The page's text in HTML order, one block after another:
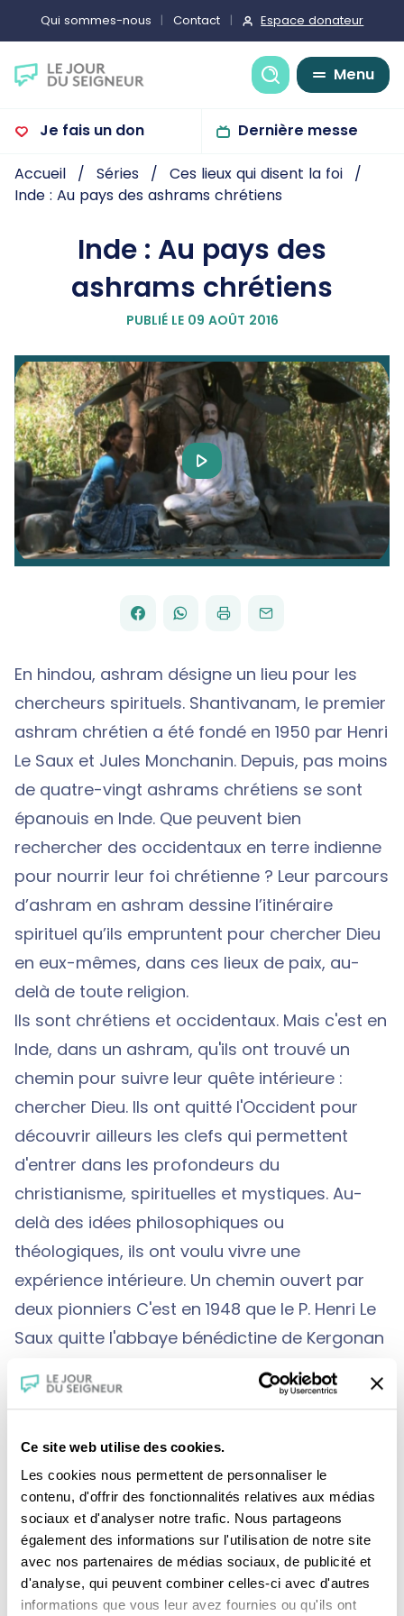
Ce site web utilise des cookies.
Les cookies nous permettent de personnaliser le
contenu, d'offrir des fonctionnalités relatives aux médias
sociaux et d'analyser notre trafic. Nous partageons
également des informations sur l'utilisation de notre site
avec nos partenaires de médias sociaux, de publicité et
d'analyse, qui peuvent combiner celles-ci avec d'autres
informations que vous leur avez fournies ou qu'ils ont
Qui sommes-nous Contact Espace donateur
Recherche
Menu
Je fais un don Dernière messe
Accueil Séries
Ces lieux qui disent la foi
Inde : Au pays des ashrams chrétiens
Inde : Au pays des
ashrams chrétiens
PUBLIÉ LE 09 AOÛT 2016
Play
Video
PARTAGER
FACEBOOK
PARTAGER
WHATSAPP
IMPRIMERENVOYER
PAR
EMAIL
En hindou, ashram désigne un lieu pour les
chercheurs spirituels. Shantivanam, le premier
ashram chrétien a été fondé en 1950 par Henri
Le Saux et Jules Monchanin. Depuis, pas moins
de quatre-vingt ashrams chrétiens se sont
épanouis en Inde. Que peuvent bien
rechercher des occidentaux en terre indienne
pour nourrir leur foi chrétienne ? Leur parcours
d’ashram en ashram dessine l’itinéraire
spirituel qu’ils empruntent pour chercher Dieu
en eux-mêmes, dans ces lieux de paix, au-
delà de toute religion.
Ils sont chrétiens et occidentaux. Mais c'est en
Inde, dans un ashram, qu'ils ont trouvé un
chemin pour suivre leur quête intérieure :
chercher Dieu. Ils ont quitté l'Occident pour
découvrir ailleurs les clefs qui permettent
d'entrer dans les profondeurs du
christianisme, spirituelles et mystiques. Au-
delà des idées philosophiques ou
théologiques, ils ont voulu vivre une
expérience intérieure. Un chemin ouvert par
deux pionniers C'est en 1948 que le P. Henri Le
Saux quitte l'abbaye bénédictine de Kergonan
pour l'Inde. Il y rejoint Jules Monchanin, un
prêtre lyonnais qui l'y avait précédé avant la
ils fondent le premier ashram chrétien,
développé à leur suite par un autre
bénédictin, Bede Griffiths, qui a lancé le
mouvement des ashrams chrétiens. On en
compte maintenant près de quatre-vingts.
"Quand nous avons besoin d'un hôpital ou